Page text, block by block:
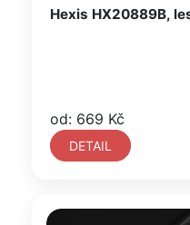
Hexis HX20889B,
od: 669 Kč
DETAIL